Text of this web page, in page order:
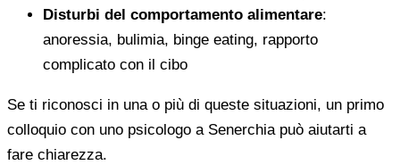
Disturbi del comportamento alimentare:
anoressia, bulimia, binge eating, rapporto
complicato con il cibo
Se ti riconosci in una o più di queste situazioni, un primo
colloquio con uno psicologo a Senerchia può aiutarti a
fare chiarezza.